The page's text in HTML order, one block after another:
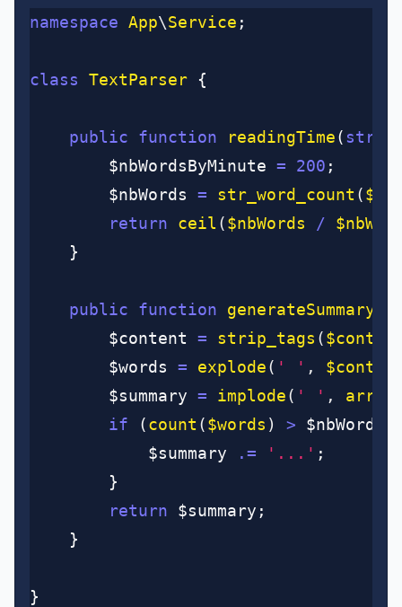
namespace App\Service ;
class TextParser {
	public
function readingTime(
		$nbWordsByMinute
= 200 ;
		$nbWords
= str_word_count (
		return
ceil ($nbWords /
	}
	public
function generateSummary
		$content
= strip_tags (
		$words
= explode( ' ' ,
		$summary
= implode( ' ' ,
		if
(count ($words ) >
			$summary
.= '...' ;
		}
		return
$summary;
	}
}